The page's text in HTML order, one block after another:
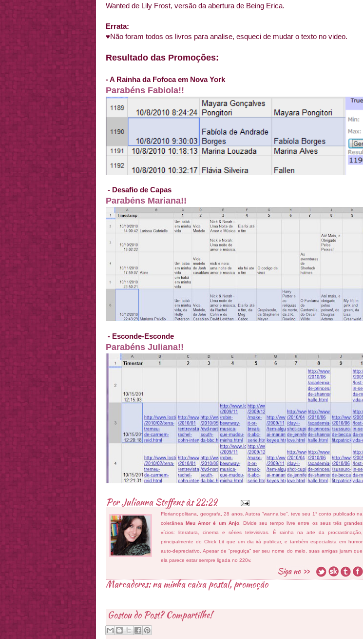
Wanted de Lily Frost, versão da abertura de Being Erica.
Errata:
♥Não foram todos os livros para analise, esqueci de mudar o texto no video.
Resultado das Promoções:
- A Rainha da Fofoca em Nova York
Parabéns Fabiola!!
- Desafio de Capas
Parabéns Mariana!!
- Esconde-Esconde
Parabéns Juliana!!
PorJulianna Steffensàs22:29
Florianopolitana, geografa, 28 anos. Autora “wanna be”, teve seu 1° conto publicado na
coletâneaMeu Amor é um Anjo. Divide seu tempo livre entre os seus três grandes
vícios: literatura, cinema e séries televisivas. É rainha na arte da procrastinação,
principalmente do Chick Lit que um dia irá publicar, e também especialista em humor
auto-depreciativo. Apesar de “preguiça” ser seu nome do meio, suas amigas juram que
ela parece estar sempre ligada no 220v.
Marcadores:na minha caixa postal,promoção
Gostou do Post? Compartilhe!